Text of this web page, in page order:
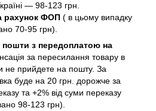
— 98-123 грн.
рахунок ФОП ( в цьому випадку
70-95 грн).
пошти з передоплатою на
за пересилання товару в
не прийдете на пошту. За
буде на 20 грн. дорожче за
та +2% від суми переказу
98-123 грн).